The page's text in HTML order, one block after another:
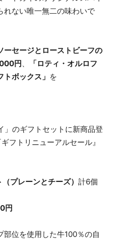
れない唯一無二の味わいで
ーセージとローストビーフの
円、
「ロティ・オルロフ
ボックス」 を
プレーンとチーズ） 計6個
円
位を使用した牛100％の自